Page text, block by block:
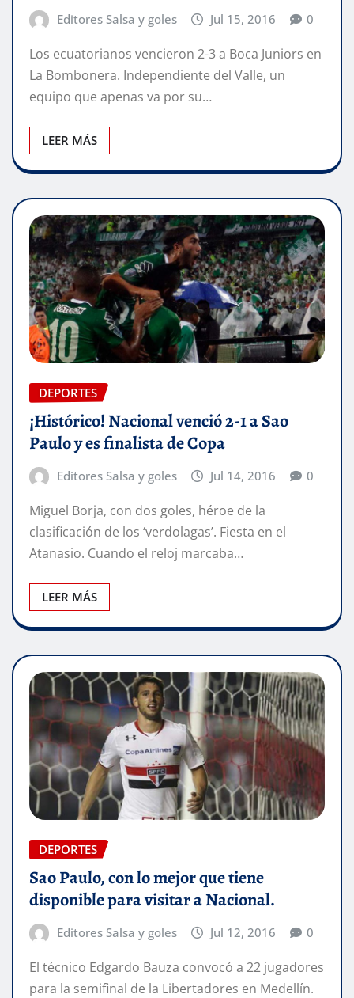
Editores Salsa y goles Jul 15, 2016 0
Los ecuatorianos vencieron 2-3 a Boca Juniors en
La Bombonera. Independiente del Valle, un
equipo que apenas va por su…
LEER MÁS
DEPORTES
¡Histórico! Nacional venció 2-1 a Sao
Paulo y es finalista de Copa
Editores Salsa y goles Jul 14, 2016 0
Miguel Borja, con dos goles, héroe de la
clasificación de los ‘verdolagas’. Fiesta en el
Atanasio. Cuando el reloj marcaba…
LEER MÁS
DEPORTES
Sao Paulo, con lo mejor que tiene
disponible para visitar a Nacional.
Editores Salsa y goles Jul 12, 2016 0
El técnico Edgardo Bauza convocó a 22 jugadores
para la semifinal de la Libertadores en Medellín.